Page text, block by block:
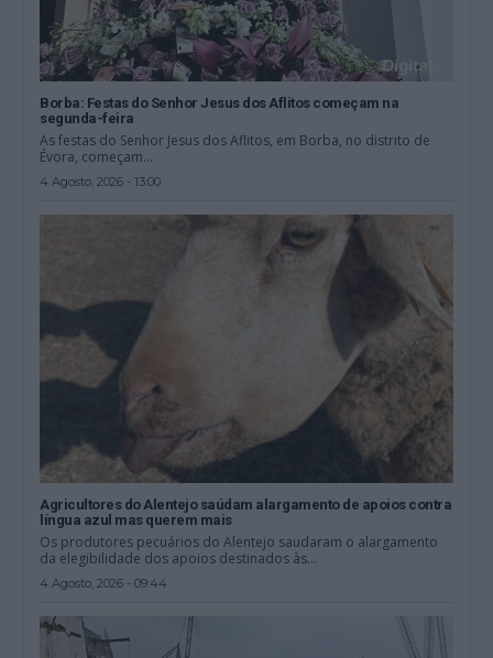
Borba: Festas do Senhor Jesus dos Aflitos começam na
segunda-feira
As festas do Senhor Jesus dos Aflitos, em Borba, no distrito de
Évora, começam...
4 Agosto, 2026 - 13:00
Agricultores do Alentejo saúdam alargamento de apoios contra
língua azul mas querem mais
Os produtores pecuários do Alentejo saudaram o alargamento
da elegibilidade dos apoios destinados às...
4 Agosto, 2026 - 09:44